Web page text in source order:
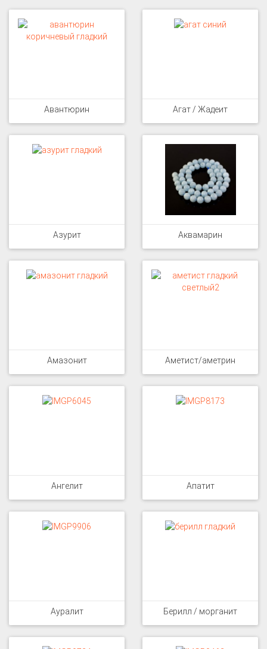
Авантюрин Агат / Жадеит
Азурит Аквамарин
Амазонит Аметист/аметрин
Ангелит Апатит
Ауралит Берилл / морганит